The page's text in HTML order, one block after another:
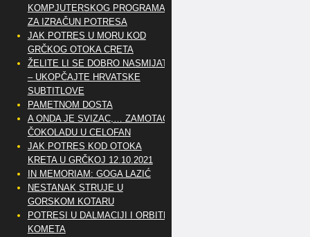
KOMPJUTERSKOG PROGRAMA
ZA IZRAČUN POTRESA
JAK POTRES U MORU KOD
GRČKOG OTOKA CRETA
ŽELITE LI SE DOBRO NASMIJATI
– UKOPČAJTE HRVATSKE
SUBTITLOVE
PAMETNOM DOSTA
A ONDA JE SVIZAC,… ZAMOTAO
ČOKOLADU U CELOFAN
JAK POTRES KOD OTOKA
KRETA U GRČKOJ 12.10.2021
IN MEMORIAM: GOGA LAZIĆ
NESTANAK STRUJE U
GORSKOM KOTARU
POTRESI U DALMACIJI I ORBITE
KOMETA